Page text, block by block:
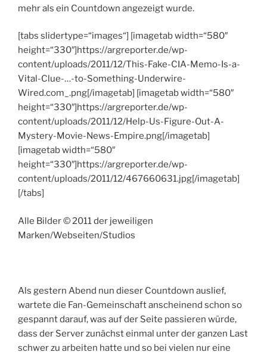
mehr als ein Countdown angezeigt wurde.
[tabs slidertype=“images“] [imagetab width=“580″
height=“330″]https://argreporter.de/wp-
content/uploads/2011/12/This-Fake-CIA-Memo-Is-a-
Vital-Clue-…-to-Something-Underwire-
Wired.com_.png[/imagetab] [imagetab width=“580″
height=“330″]https://argreporter.de/wp-
content/uploads/2011/12/Help-Us-Figure-Out-A-
Mystery-Movie-News-Empire.png[/imagetab]
[imagetab width=“580″
height=“330″]https://argreporter.de/wp-
content/uploads/2011/12/467660631.jpg[/imagetab]
[/tabs]
Alle Bilder © 2011 der jeweiligen
Marken/Webseiten/Studios
Als gestern Abend nun dieser Countdown auslief,
wartete die Fan-Gemeinschaft anscheinend schon so
gespannt darauf, was auf der Seite passieren würde,
dass der Server zunächst einmal unter der ganzen Last
schwer zu arbeiten hatte und so bei vielen nur eine